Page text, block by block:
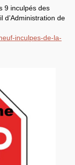
9 inculpés des
d’Administration de
inculpes-de-la-